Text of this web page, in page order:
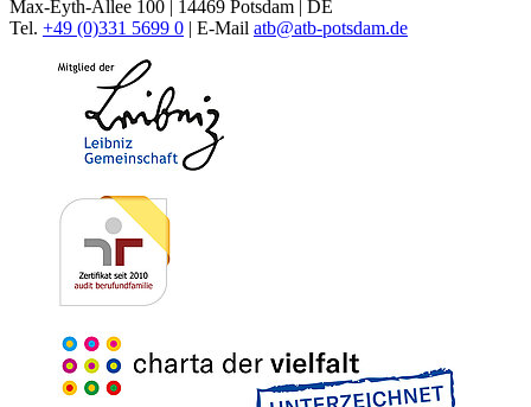
Max-Eyth-Allee 100 | 14469 Potsdam | DE
Tel. +49 (0)331 5699 0 | E-Mail atb@atb-potsdam.de